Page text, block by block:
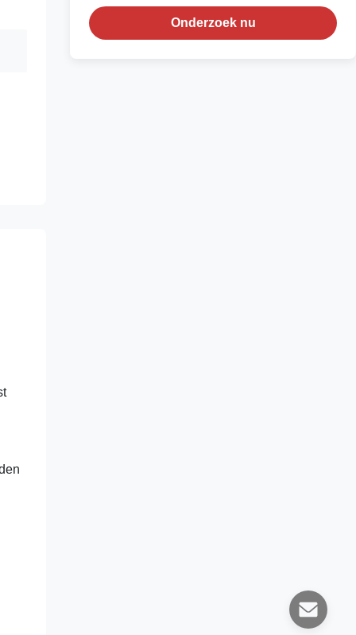
Onderzoek nu